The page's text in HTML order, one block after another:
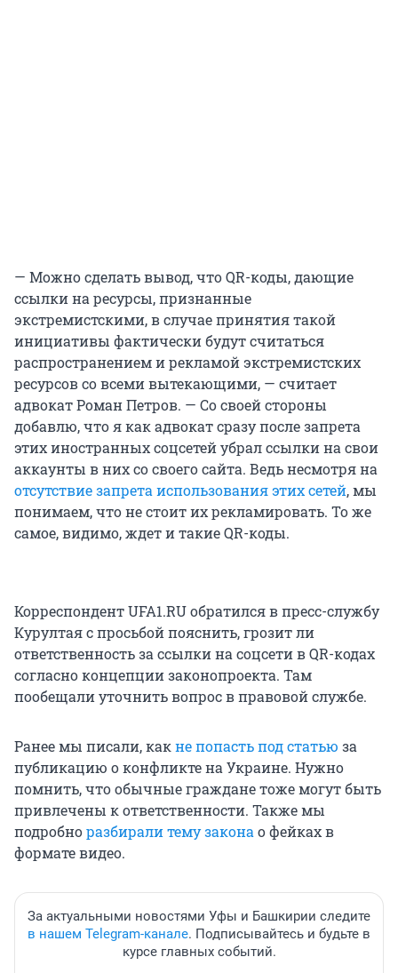
— Можно сделать вывод, что QR-коды, дающие
ссылки на ресурсы, признанные
экстремистскими, в случае принятия такой
инициативы фактически будут считаться
распространением и рекламой экстремистских
ресурсов со всеми вытекающими, — считает
адвокат Роман Петров. — Со своей стороны
добавлю, что я как адвокат сразу после запрета
этих иностранных соцсетей убрал ссылки на свои
аккаунты в них со своего сайта. Ведь несмотря на
отсутствие запрета использования этих сетей, мы
понимаем, что не стоит их рекламировать. То же
самое, видимо, ждет и такие QR-коды.
Корреспондент UFA1.RU обратился в пресс-службу
Курултая с просьбой пояснить, грозит ли
ответственность за ссылки на соцсети в QR-кодах
согласно концепции законопроекта. Там
пообещали уточнить вопрос в правовой службе.
Ранее мы писали, какне попасть под статью за
публикацию о конфликте на Украине. Нужно
помнить, что обычные граждане тоже могут быть
привлечены к ответственности. Также мы
подробноразбирали тему законао фейках в
формате видео.
За актуальными новостями Уфы и Башкирии следите
в нашем Telegram-канале. Подписывайтесь и будьте в
курсе главных событий.